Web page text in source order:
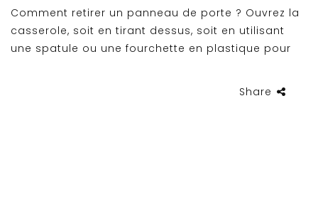
Comment retirer un panneau de porte ? Ouvrez la
casserole, soit en tirant dessus, soit en utilisant
une spatule ou une fourchette en plastique pour
Share